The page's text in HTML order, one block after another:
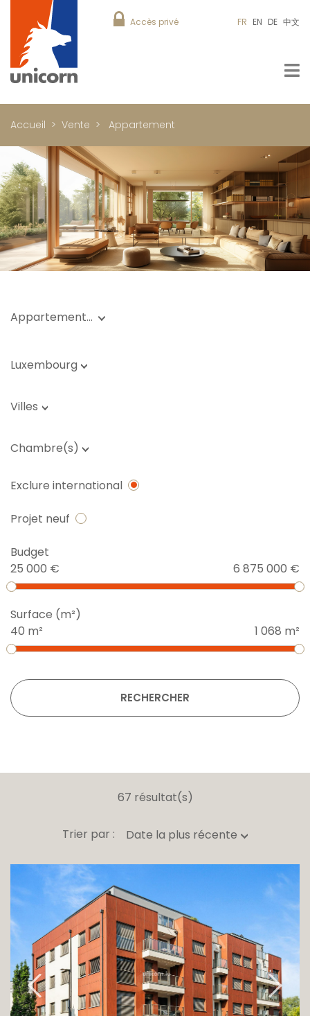
Accès privé FR EN DE 中文
Accueil Vente Appartement
Appartement…
Luxembourg
Villes
Chambre(s)
Exclure international
Projet neuf
Budget
25 000 €
6 875 000 €
Surface (m²)
40 m²
1 068 m²
RECHERCHER
67 résultat(s)
Trier par : Date la plus récente